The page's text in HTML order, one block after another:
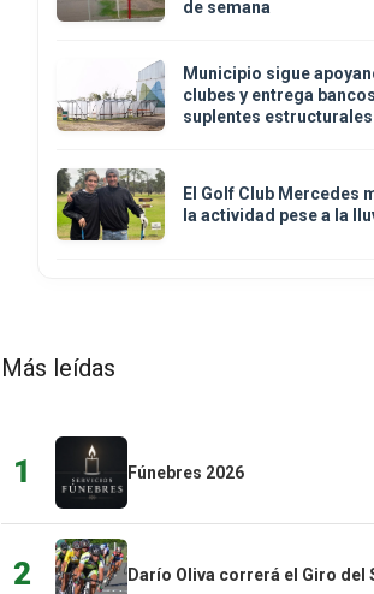
de semana
Municipio sigue
clubes y entrega
suplentes estructurales
El Golf Club Mercedes
la actividad pese a la
Más leídas
1 Fúnebres 2026
2 Darío Oliva correrá el Giro del